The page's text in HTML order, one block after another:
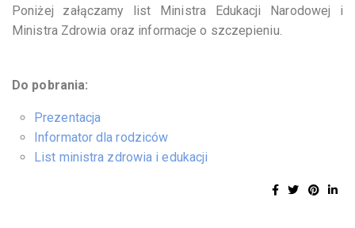
Poniżej załączamy list Ministra Edukacji Narodowej i
Ministra Zdrowia oraz informacje o szczepieniu.
Do pobrania:
Prezentacja
Informator dla rodziców
List ministra zdrowia i edukacji